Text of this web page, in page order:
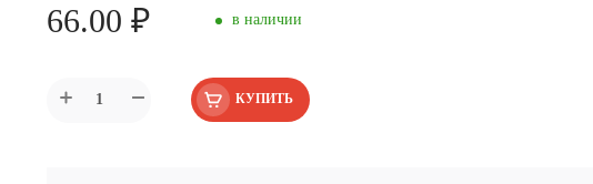
66.00 ₽ в наличии
КУПИТЬ